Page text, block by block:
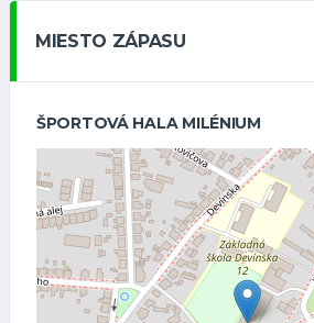
MIESTO ZÁPASU
ŠPORTOVÁ HALA MILÉNIUM